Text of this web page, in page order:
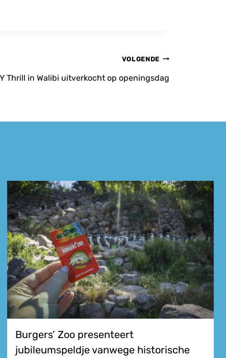
VOLGENDE
Thrill in Walibi uitverkocht op openingsdag
Burgers’ Zoo presenteert
jubileumspeldje vanwege historische